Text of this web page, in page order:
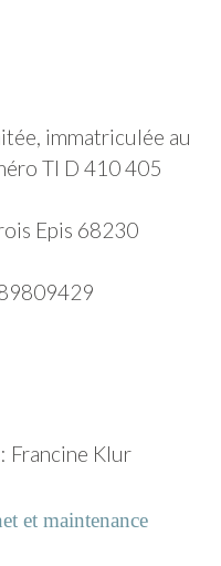
immatriculée au
TI D 410 405
Epis 68230
Francine Klur
et maintenance